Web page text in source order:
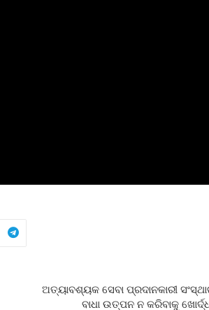
ଅତ୍ୟାବଶ୍ୟକ ସେବା ପ୍ରଦାନକାରୀ
ବାଧା ଉତ୍ପନ ନ କରିବାକୁ